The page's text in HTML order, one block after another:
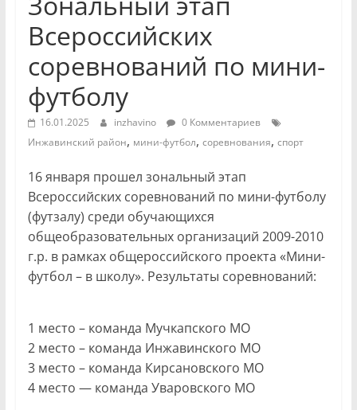
Всероссийских
соревнований по мини-
футболу
16.01.2025 inzhavino
0 Комментариев
Инжавинский район, мини-футбол, соревнования, спорт
16 января прошел зональный этап
Всероссийских соревнований по мини-футболу
(футзалу) среди обучающихся
общеобразовательных организаций 2009-2010
г.р. в рамках общероссийского проекта «Мини-
футбол – в школу». Результаты соревнований:
1 место – команда Мучкапского МО
2 место – команда Инжавинского МО
3 место – команда Кирсановского МО
4 место — команда Уваровского МО